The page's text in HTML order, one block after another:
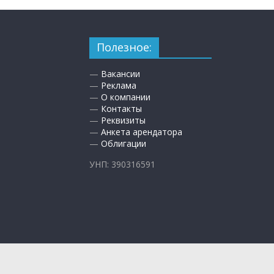
Полезное:
— Вакансии
— Реклама
— О компании
— Контакты
— Реквизиты
— Анкета арендатора
— Облигации
УНП: 390316591